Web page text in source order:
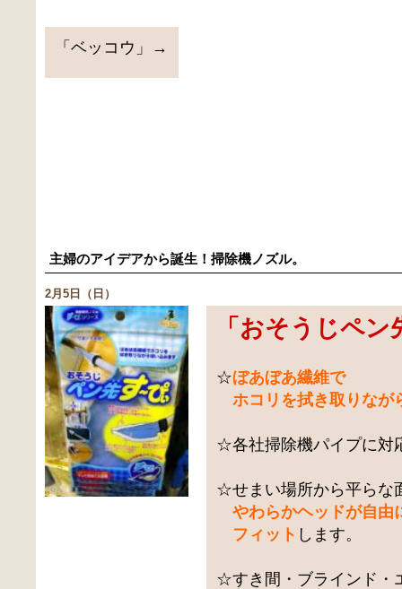
「ベッコウ」→
主婦のアイデアから誕生！掃除機ノズル。
2月5日（日）
「 おそうじペン
☆ぼあぼあ繊維で
ホコリを拭き取りなが
☆各社掃除機パイプに対
☆せまい場所から平らな
やわらかヘッドが自由
フィット します。
☆すき間・ブラインド・